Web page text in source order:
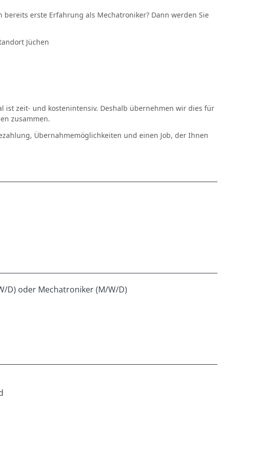
erste Erfahrung als Mechatroniker? Dann werden Sie
Jüchen
ist zeit- und kostenintensiv. Deshalb übernehmen wir dies für
zusammen.
Übernahmemöglichkeiten und einen Job, der Ihnen
D) oder Mechatroniker (M/W/D)